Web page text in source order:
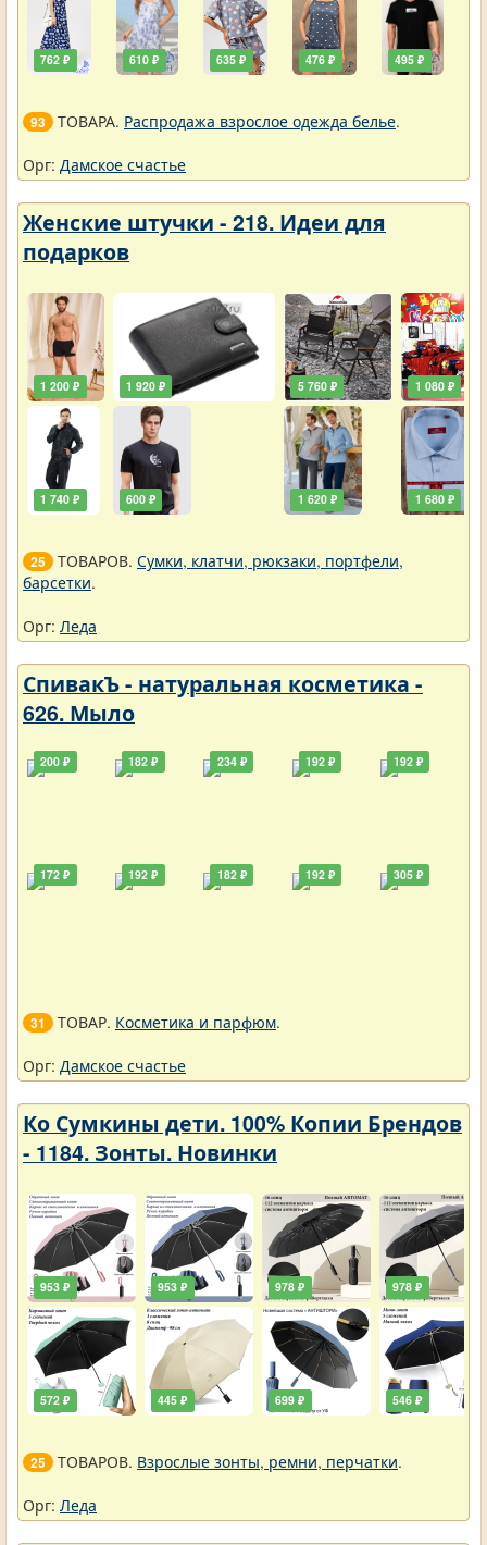
762 ₽ 610 ₽ 635 ₽ 476 ₽ 495 ₽
93 ТОВАРА. Распродажа взрослое одежда белье.
Орг: Дамское счастье
Женские штучки - 218. Идеи для
подарков
1 200 ₽
1 740 ₽
1 920 ₽
600 ₽
5 760 ₽
1 620 ₽
1 080 ₽
1 680 ₽
25 ТОВАРОВ. Сумки, клатчи, рюкзаки, портфели,
барсетки.
Орг: Леда
СпивакЪ - натуральная косметика -
626. Мыло
200 ₽
172 ₽
182 ₽
192 ₽
234 ₽
182 ₽
192 ₽
192 ₽
192 ₽
305 ₽
31 ТОВАР. Косметика и парфюм.
Орг: Дамское счастье
Ко Сумкины дети. 100% Копии Брендов
- 1184. Зонты. Новинки
953 ₽
572 ₽
953 ₽
445 ₽
978 ₽
699 ₽
978 ₽
546 ₽
25 ТОВАРОВ. Взрослые зонты, ремни, перчатки.
Орг: Леда